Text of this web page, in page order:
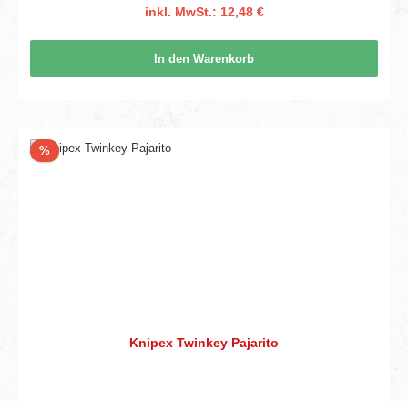
inkl. MwSt.: 12,48 €
In den Warenkorb
%Rabatt
Knipex Twinkey Pajarito